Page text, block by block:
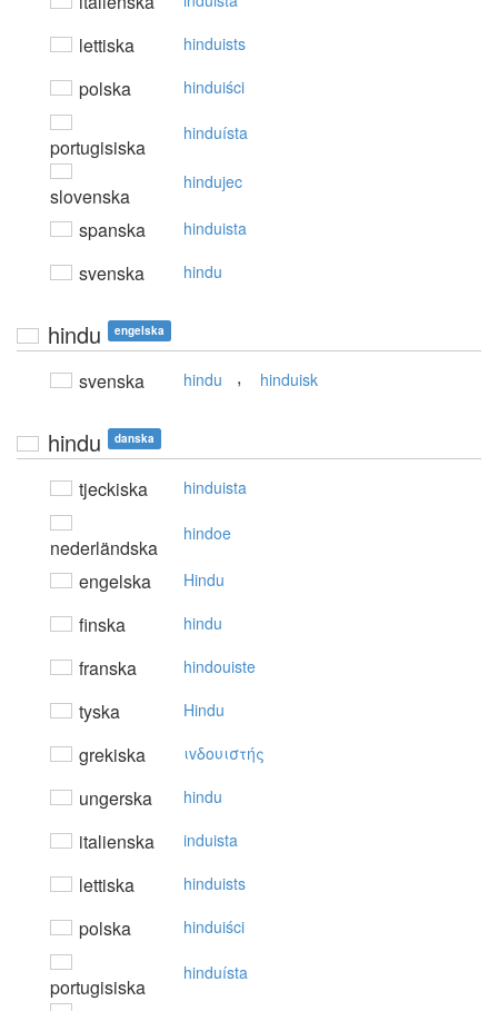
lettiska hinduists
polska hinduiści
portugisiska
hinduísta
slovenska
hindujec
spanska hinduista
svenska hindu
hindu engelska
svenska hindu , hinduisk
hindu danska
tjeckiska hinduista
nederländska
hindoe
engelska Hindu
finska hindu
franska hindouiste
tyska Hindu
grekiska ιvδoυιστής
ungerska hindu
italienska induista
lettiska hinduists
polska hinduiści
portugisiska
hinduísta